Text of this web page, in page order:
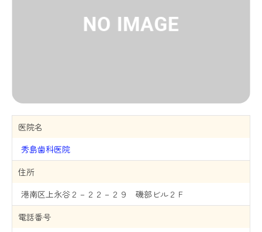
医院名
秀島歯科医院
住所
港南区上永谷２－２２－２９ 磯部ビル２Ｆ
電話番号